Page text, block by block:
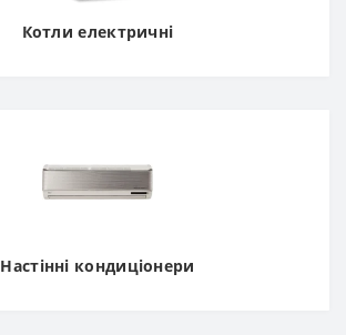
Котли електричні
Настінні кондиціонери